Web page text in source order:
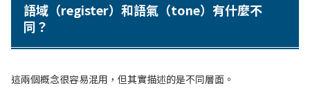
語域（register）和語氣（tone）有什麼不
同？
這兩個概念很容易混用，但其實描述的是不同層面。